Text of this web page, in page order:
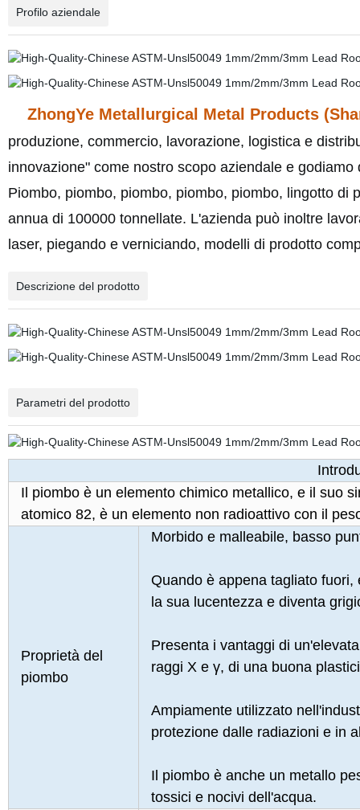
Profilo aziendale
ZhongYe Metallurgical Metal Products
produzione, commercio, lavorazione, logistica e
innovazione" come nostro scopo aziendale e
Piombo, piombo, piombo, piombo, piombo, lingotto
annua di 100000 tonnellate. L'azienda può inoltre
laser, piegando e verniciando, modelli di prodotto
Descrizione del prodotto
Parametri del prodotto
Il piombo è un elemento chimico metallico, e il suo
atomico 82, è un elemento non radioattivo con il
Proprietà del
piombo
Morbido e malleabile, basso
Quando è appena tagliato
la sua lucentezza e diventa
Presenta i vantaggi di
raggi X e γ, di una buona
Ampiamente utilizzato
protezione dalle radiazioni e in
Il piombo è anche un metallo
tossici e nocivi dell'acqua.